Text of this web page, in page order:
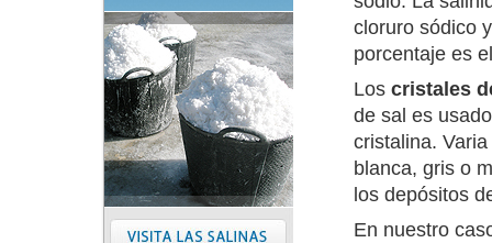
cloruro sódico
porcentaje es
Los cristales
de sal es
cristalina.
blanca, gris o
los depósitos
En nuestro